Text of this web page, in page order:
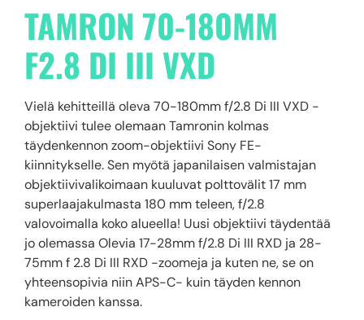
TAMRON 70-180MM
F2.8 DI III VXD
Vielä kehitteillä oleva 70-180mm f/2.8 Di III VXD -
objektiivi tulee olemaan Tamronin kolmas
täydenkennon zoom-objektiivi Sony FE-
kiinnitykselle. Sen myötä japanilaisen valmistajan
objektiivivalikoimaan kuuluvat polttovälit 17 mm
superlaajakulmasta 180 mm teleen, f/2.8
valovoimalla koko alueella! Uusi objektiivi täydentää
jo olemassa Olevia 17-28mm f/2.8 Di III RXD ja 28-
75mm f 2.8 Di III RXD -zoomeja ja kuten ne, se on
yhteensopivia niin APS-C- kuin täyden kennon
kameroiden kanssa.